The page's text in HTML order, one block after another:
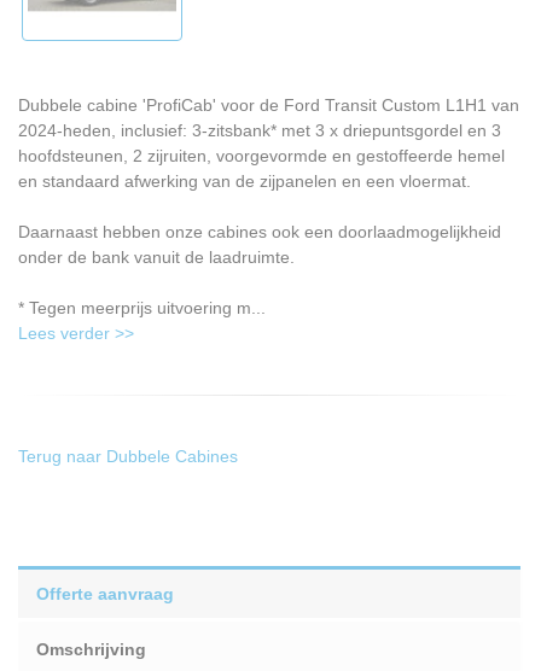
Dubbele cabine 'ProfiCab' voor de Ford Transit Custom L1H1 van
2024-heden, inclusief: 3-zitsbank* met 3 x driepuntsgordel en 3
hoofdsteunen, 2 zijruiten, voorgevormde en gestoffeerde hemel
en standaard afwerking van de zijpanelen en een vloermat.
Daarnaast hebben onze cabines ook een doorlaadmogelijkheid
onder de bank vanuit de laadruimte.
* Tegen meerprijs uitvoering m...
Lees verder >>
Terug naar Dubbele Cabines
Offerte aanvraag
Omschrijving